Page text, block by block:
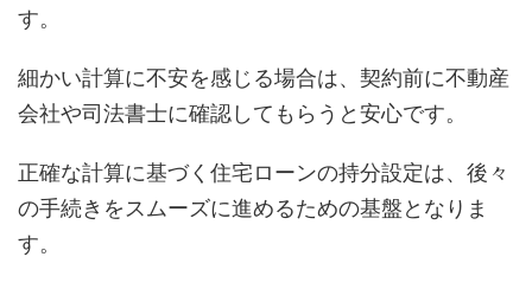
す。
細かい計算に不安を感じる場合は、契約前に不動産
会社や司法書士に確認してもらうと安心です。
正確な計算に基づく住宅ローンの持分設定は、後々
の手続きをスムーズに進めるための基盤となりま
す。